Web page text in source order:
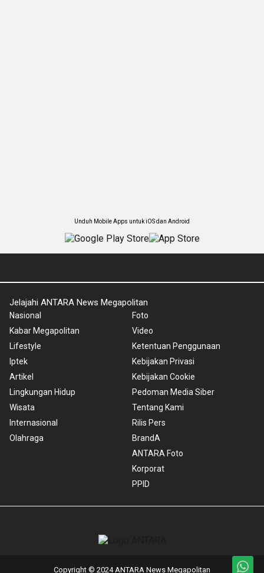
Unduh Mobile Apps untuk iOS dan Android
Jelajahi ANTARA News Megapolitan
Nasional
Kabar Megapolitan
Lifestyle
Iptek
Artikel
Lingkungan Hidup
Wisata
Internasional
Olahraga
Foto
Video
Ketentuan Penggunaan
Kebijakan Privasi
Kebijakan Cookie
Pedoman Media Siber
Tentang Kami
Rilis Pers
BrandA
ANTARA Foto
Korporat
PPID
Copyright © 2024 ANTARA News Megapolitan